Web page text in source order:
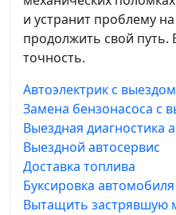
и устранит проблему
продолжить свой путь.
точность.
Автоэлектрик с выездом
Замена бензонасоса с
Выездная диагностика
Выездной автосервис
Доставка топлива
Буксировка автомобиля
Вытащить застрявшую